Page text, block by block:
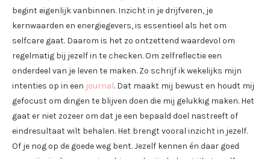
begint eigenlijk vanbinnen. Inzicht in je drijfveren, je
kernwaarden en energiegevers, is essentieel als het om
selfcare gaat. Daarom is het zo ontzettend waardevol om
regelmatig bij jezelf in te checken. Om zelfreflectie een
onderdeel van je leven te maken. Zo schrijf ik wekelijks mijn
intenties op in een journal. Dat maakt mij bewust en houdt mij
gefocust om dingen te blijven doen die mij gelukkig maken. Het
gaat er niet zozeer om dat je een bepaald doel nastreeft of
eindresultaat wilt behalen. Het brengt vooral inzicht in jezelf.
Of je nog op de goede weg bent. Jezelf kennen én daar goed